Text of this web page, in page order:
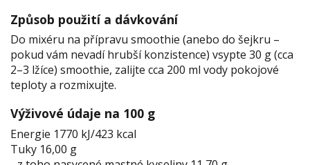
Způsob použití a dávkování
Do mixéru na přípravu smoothie (anebo do šejkru –
pokud vám nevadí hrubší konzistence) vsypte 30 g (cca
2–3 lžíce) smoothie, zalijte cca 200 ml vody pokojové
teploty a rozmixujte.
Výživové údaje na 100 g
Energie 1770 kJ/423 kcal
Tuky 16,00 g